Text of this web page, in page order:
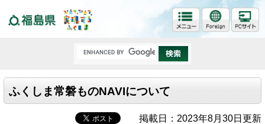
ふくしま常磐ものNAVIについて
掲載日：2023年8月30日更新